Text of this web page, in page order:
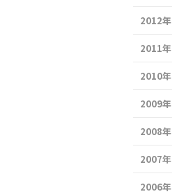
2012年
2011年
2010年
2009年
2008年
2007年
2006年